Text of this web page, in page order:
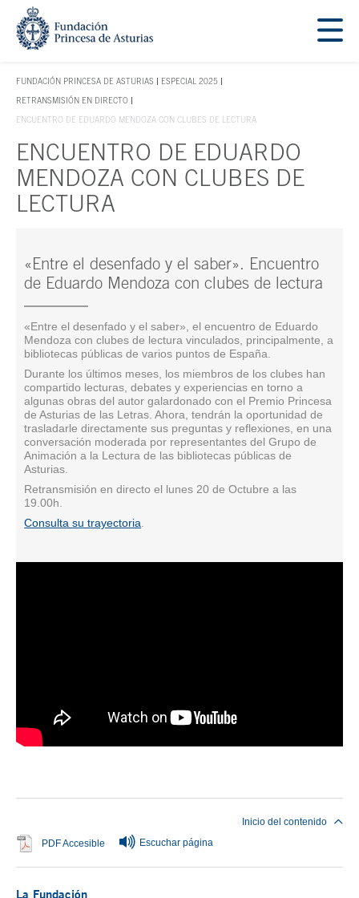
Saltar navegación. Ir directamente al contenido principal
FUNDACIÓN PRINCESA DE ASTURIAS
TECLA DE ACCESO 1
ESPECIAL 2025
RETRANSMISIÓN EN DIRECTO
ENCUENTRO DE EDUARDO MENDOZA CON CLUBES DE LECTURA
Contenido principal
ENCUENTRO DE EDUARDO
MENDOZA CON CLUBES DE
LECTURA
«Entre el desenfado y el saber». Encuentro
de Eduardo Mendoza con clubes de lectura
«Entre el desenfado y el saber», el encuentro de Eduardo
Mendoza con clubes de lectura vinculados, principalmente, a
bibliotecas públicas de varios puntos de España.
Durante los últimos meses, los miembros de los clubes han
compartido lecturas, debates y experiencias en torno a
algunas obras del autor galardonado con el Premio Princesa
de Asturias de las Letras. Ahora, tendrán la oportunidad de
trasladarle directamente sus preguntas y reflexiones, en una
conversación moderada por representantes del Grupo de
Animación a la Lectura de las bibliotecas públicas de
Asturias.
Retransmisión en directo el lunes 20 de Octubre a las
19.00h.
Consulta su trayectoria.
PDF Accesible Se abre en ventana nueva
Escuchar página
Inicio del contenido
La Fundación